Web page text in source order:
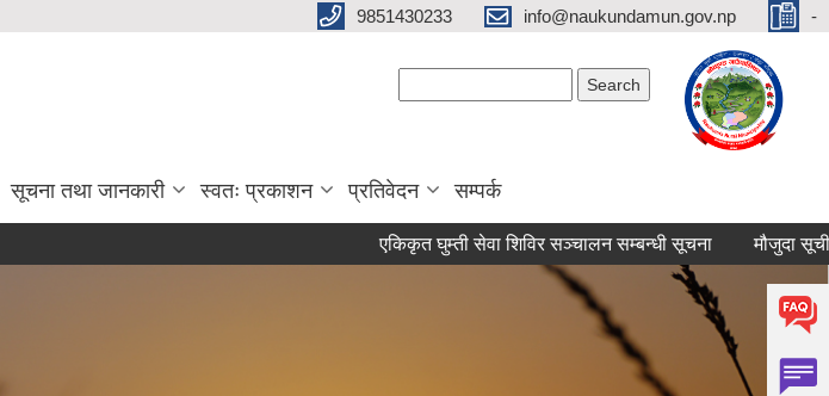
9851430233 info@naukundamun.gov.np -
सूचना तथा जानकारी स्वतः प्रकाशन प्रतिवेदन सम्पर्क
एकिकृत घुम्ती सेवा शिविर सञ्‍चालन सम्बन्धी सूचना मौजुदा सूची दर्ता